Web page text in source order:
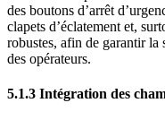
des boutons d’arrêt
clapets d’éclatement et,
robustes, afin de garantir la
des opérateurs.
5.1.3 Intégration des